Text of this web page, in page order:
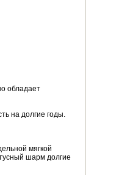
обладает
на долгие годы.
мягкой
шарм долгие